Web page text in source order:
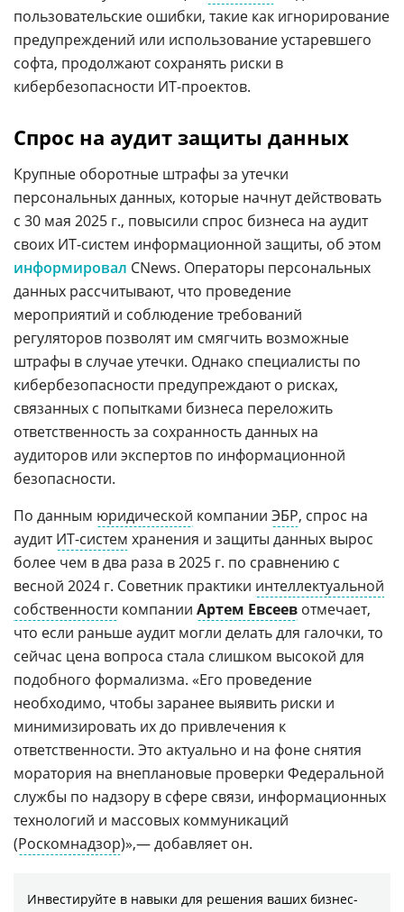
пользовательские ошибки, такие как игнорирование
предупреждений или использование устаревшего
софта, продолжают сохранять риски в
кибербезопасности ИТ-проектов.
Спрос на аудит защиты данных
Крупные оборотные штрафы за утечки
персональных данных, которые начнут действовать
с 30 мая 2025 г., повысили спрос бизнеса на аудит
своих ИТ-систем информационной защиты, об этом
информировал CNews. Операторы персональных
данных рассчитывают, что проведение
мероприятий и соблюдение требований
регуляторов позволят им смягчить возможные
штрафы в случае утечки. Однако специалисты по
кибербезопасности предупреждают о рисках,
связанных с попытками бизнеса переложить
ответственность за сохранность данных на
аудиторов или экспертов по информационной
безопасности.
По данным юридической компании ЭБР, спрос на
аудитИТ-систем хранения и защиты данных вырос
более чем в два раза в 2025 г. по сравнению с
весной 2024 г. Советник практики интеллектуальной
собственности компании Артем Евсеев отмечает,
что если раньше аудит могли делать для галочки, то
сейчас цена вопроса стала слишком высокой для
подобного формализма. «Его проведение
необходимо, чтобы заранее выявить риски и
минимизировать их до привлечения к
ответственности. Это актуально и на фоне снятия
моратория на внеплановые проверки Федеральной
службы по надзору в сфере связи, информационных
технологий и массовых коммуникаций
(Роскомнадзор)»,— добавляет он.
Инвестируйте в навыки для решения ваших бизнес-